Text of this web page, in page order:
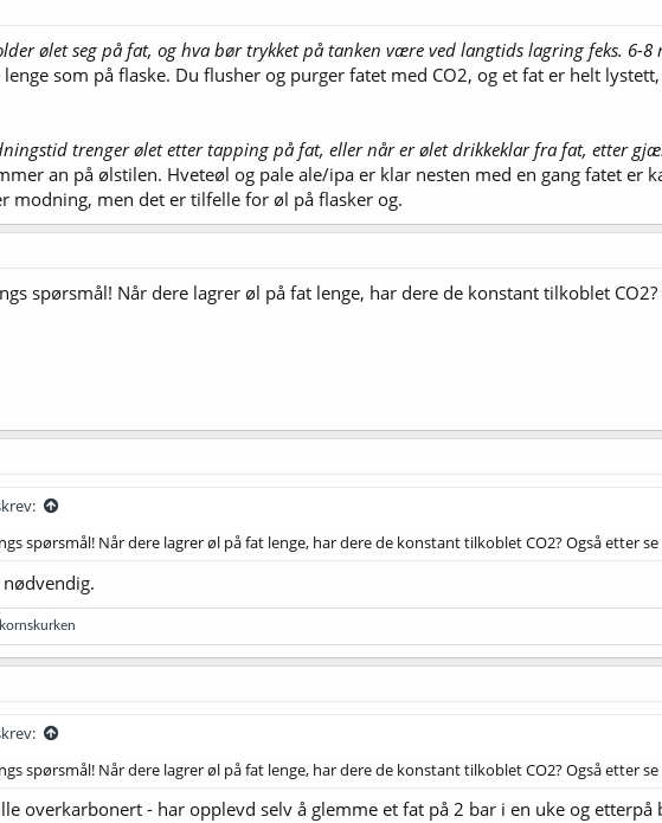
ølet seg på fat, og hva bør trykket på tanken være ved langtids lagring feks. 6-8
som på flaske. Du flusher og purger fatet med CO2, og et fat er helt
trenger ølet etter tapping på fat, eller når er ølet drikkeklar fra fat, etter
an på ølstilen. Hveteøl og pale ale/ipa er klar nesten med en gang fatet er
modning, men det er tilfelle for øl på flasker og.
spørsmål! Når dere lagrer øl på fat lenge, har dere de konstant tilkoblet
spørsmål! Når dere lagrer øl på fat lenge, har dere de konstant tilkoblet CO2? Også etter
spørsmål! Når dere lagrer øl på fat lenge, har dere de konstant tilkoblet CO2? Også etter
overkarbonert - har opplevd selv å glemme et fat på 2 bar i en uke og etterpå